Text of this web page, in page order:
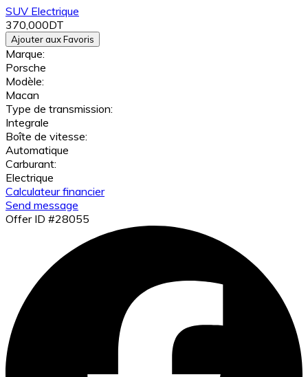
SUV Electrique
370,000DT
Ajouter aux Favoris
Marque:
Porsche
Modèle:
Macan
Type de transmission:
Integrale
Boîte de vitesse:
Automatique
Carburant:
Electrique
Calculateur financier
Send message
Offer ID #28055